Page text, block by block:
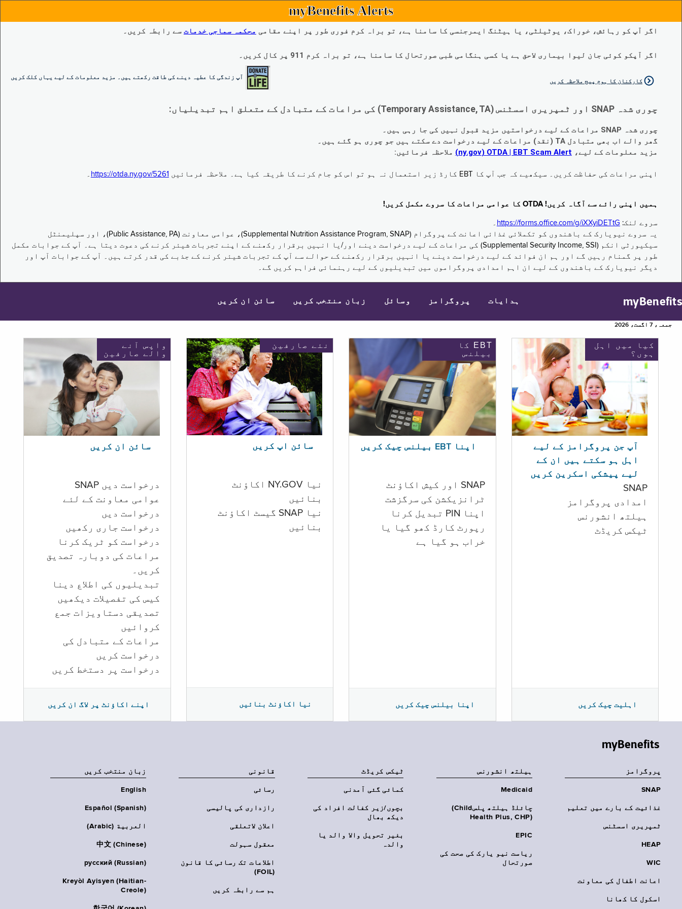
myBenefits Alerts
اگر آپ کو رہائش، خوراک، یوٹیلٹی، یا ہیٹنگ ایمرجنسی کا سامنا ہے، تو براہ کرم فوری طور پر اپنے مقامی محکمہ سماجی خدمات سے رابطہ کریں۔
اگر آپکو کوئی جان لیوا بیماری لاحق ہے یا کسی ہنگامی طبی صورتحال کا سامنا ہے، تو براہ کرم 911 پر کال کریں۔
آپ زندگی کا عطیہ دینے کی طاقت رکھتے ہیں۔ مزید معلومات کے لیے یہاں کلک کریں
کارکنان کا ہوم پیج ملاحظہ کریں
چوری شدہ SNAP اور ٹمپریری اسسٹنس (Temporary Assistance, TA) کی مراعات کے متبادل کے متعلق اہم تبدیلیاں:
چوری شدہ SNAP مراعات کے لیے درخواستیں مزید قبول نہیں کی جا رہی ہیں۔
گھر والے اب بھی متبادل TA (نقد) مراعات کے لیے درخواست دے سکتے ہیں جو چوری ہو گئے ہیں۔
مزید معلومات کے لیے، EBT Scam Alert ‏| OTDA ‏(ny.gov) ملاحظہ فرمائیں:
اپنی مراعات کی حفاظت کریں۔ سیکھیے کہ جب آپ کا EBT کارڈ زیر استعمال نہ ہو تو اس کو جام کرنے کا طریقہ کیا ہے۔ ملاحظہ فرمائیں https://otda.ny.gov/5261 ۔
ہمیں اپنی رائے سے آگاہ کریں! OTDA کا عوامی مراعات کا سروے مکمل کریں!
سروے لنک: https://forms.office.com/g/iXXyiDETtG ۔
یہ سروے نیویارک کے باشندوں کو تکملائی غذائی اعانت کے پروگرام (Supplemental Nutrition Assistance Program, SNAP)، عوامی معاونت (Public Assistance, PA)، اور سپلیمنٹل
سیکیورٹی انکم (Supplemental Security Income, SSI) کی مراعات کے لیے درخواست دینے اور/یا انہیں برقرار رکھنے کے اپنے تجربات شیئر کرنے کی دعوت دیتا ہے۔ آپ کے جوابات مکمل
طور پر گمنام رہیں گے اور ہم ان فوائد کے لیے درخواست دینے یا انہیں برقرار رکھنے کے حوالے سے آپ کے تجربات شیئر کرنے کے جذبے کی قدر کرتے ہیں۔ آپ کے جوابات آپ اور
دیگر نیویارک کے باشندوں کے لیے ان اہم امدادی پروگراموں میں تبدیلیوں کے لیے رہنمائی فراہم کریں گے۔
myBenefits ہدایات پروگرامز وسائل زبان منتخب کریں سائن ان کریں
جمعہ، 7 اگست، 2026
واپس آنے
والے صارفین
سائن ان کریں
درخواست دیں SNAP
عوامی معاونت کے لئے
درخواست دیں
درخواست جاری رکھیں
درخواست کو ٹریک کرنا
مراعات کی دوبارہ تصدیق
کریں۔
تبدیلیوں کی اطلاع دینا
کیس کی تفصیلات دیکھیں
تصدیقی دستاویزات جمع
کروائیں
مراعات کے متبادل کی
درخواست کریں
درخواست پر دستخط کریں
اپنے اکاؤنٹ پر لاگ ان کریں
نئے صارفین
سائن اپ کریں
نیا NY.GOV اکاؤنٹ
بنائیں
نیا SNAP گیسٹ اکاؤنٹ
بنائیں
نیا اکاؤنٹ بنائیں
EBT کا
بیلنس
اپنا EBT بیلنس چیک کریں
SNAP اور کیش اکاؤنٹ
ٹرانزیکشن کی سرگزشت
اپنا PIN تبدیل کرنا
رپورٹ کارڈ کھو گیا یا
خراب ہو گيا ہے
اپنا بیلنس چیک کریں
کیا میں اہل
ہوں؟
آپ جن پروگرامز کے لیے
اہل ہو سکتے ہیں ان کے
لیے پیشکی اسکرین کریں
SNAP
امدادی پروگرامز
‏ہیلتھ انشورنس
ٹیکس کریڈٹ
اہلیت چیک کریں
myBenefits
پروگرامز
SNAP
غذائیت کے بارے میں تعلیم
ٹمپریری اسسٹنس
HEAP
WIC
اعانت اطفال کی معاونت
اسکول کا کھانا
‏ہیلتھ انشورنس
Medicaid
چائلڈ ہیلتھ پلس‎(Child
Health Plus, CHP)‎
EPIC
ریاست نیو یارک کی صحت کی
صورتحال
ٹیکس کریڈٹ
کمائی گئی آمدنی
بچوں/زیر کفالت افراد کی
دیکھ بھال
بغیر تحویل والا والد یا
والدہ
قانونی
رسائی
رازداری کی پالیسی
اعلان لاتعلقی
معقول سہولت
اطلاعات تک رسائی کا قانون
(FOIL)
ہم سے رابطہ کریں
زبان منتخب کریں
English
Español (Spanish)
العربية (Arabic)
中文 (Chinese)
русский (Russian)
Kreyòl Ayisyen (Haitian-
Creole)